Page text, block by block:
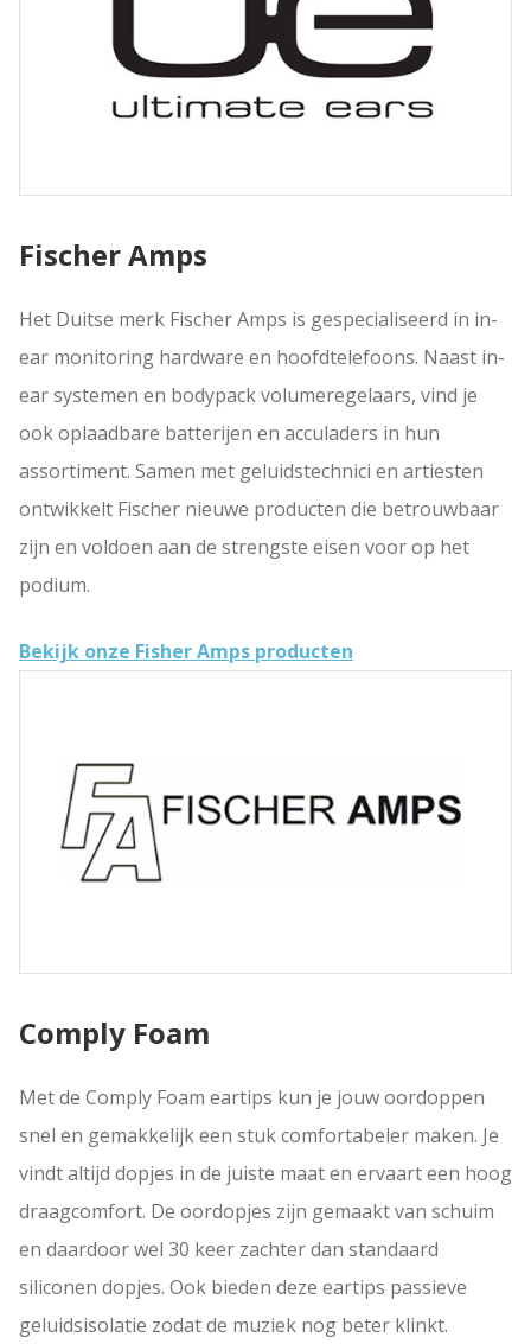
Fischer Amps
Het Duitse merk Fischer Amps is gespecialiseerd in in-
ear monitoring hardware en hoofdtelefoons. Naast in-
ear systemen en bodypack volumeregelaars, vind je
ook oplaadbare batterijen en acculaders in hun
assortiment. Samen met geluidstechnici en artiesten
ontwikkelt Fischer nieuwe producten die betrouwbaar
zijn en voldoen aan de strengste eisen voor op het
podium.
Bekijk onze Fisher Amps producten
Comply Foam
Met de Comply Foam eartips kun je jouw oordoppen
snel en gemakkelijk een stuk comfortabeler maken. Je
vindt altijd dopjes in de juiste maat en ervaart een hoog
draagcomfort. De oordopjes zijn gemaakt van schuim
en daardoor wel 30 keer zachter dan standaard
siliconen dopjes. Ook bieden deze eartips passieve
geluidsisolatie zodat de muziek nog beter klinkt.